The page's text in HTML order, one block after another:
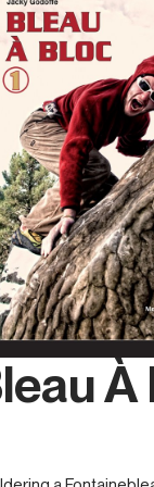
ovviamente
il quadro
sono le scalate
come per il
a orientarsi
di ogni
parcheggie di
QR code.
devono però
ma vanno
al minimo i
di
, il fortissimo
uno
avventurosi,
Tedesco
À